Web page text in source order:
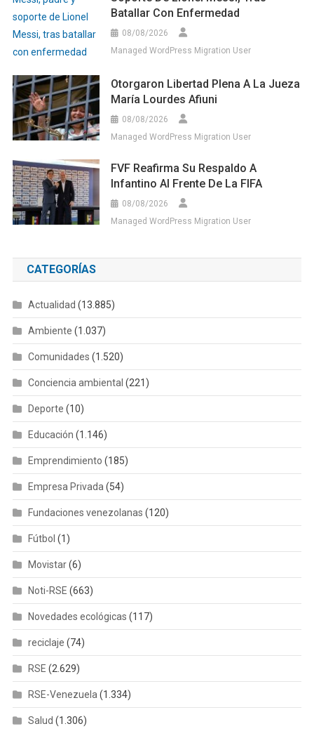
Batallar Con Enfermedad
08/08/2026
Managed WordPress Migration User
Otorgaron Libertad Plena A La Jueza
María Lourdes Afiuni
08/08/2026
Managed WordPress Migration User
FVF Reafirma Su Respaldo A
Infantino Al Frente De La FIFA
08/08/2026
Managed WordPress Migration User
CATEGORÍAS
Actualidad (13.885)
Ambiente (1.037)
Comunidades (1.520)
Conciencia ambiental (221)
Deporte (10)
Educación (1.146)
Emprendimiento (185)
Empresa Privada (54)
Fundaciones venezolanas (120)
Fútbol (1)
Movistar(6)
Noti-RSE (663)
Novedades ecológicas (117)
reciclaje (74)
RSE (2.629)
RSE-Venezuela (1.334)
Salud (1.306)